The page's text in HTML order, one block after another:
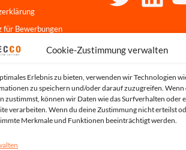
Cookie-Zustimmung verwalten
Erlebnis zu bieten, verwenden wir Technologien
zu speichern und/oder darauf zuzugreifen. Wenn
zustimmst, können wir Daten wie das Surfverhalten oder
verarbeiten. Wenn du deine Zustimmung nicht erteilst
Merkmale und Funktionen beeinträchtigt werden.
für Bewerbungen